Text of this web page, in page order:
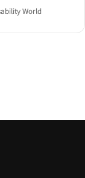
World